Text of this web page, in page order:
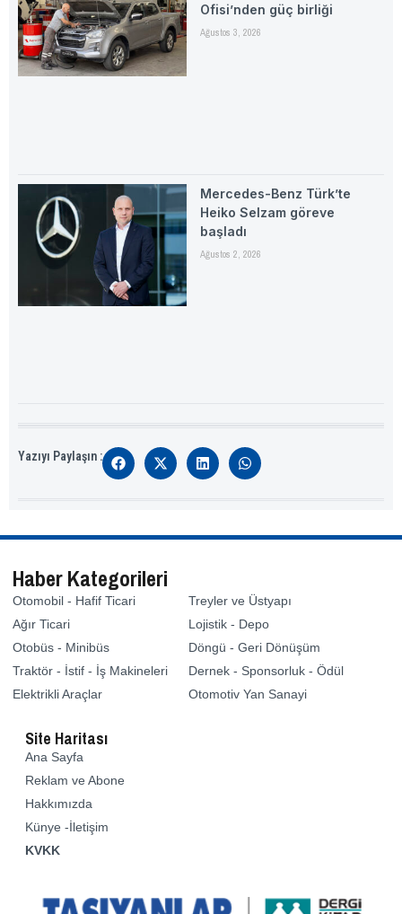
Ofisi’nden güç birliği
Ağustos 3, 2026
Mercedes-Benz Türk’te
Heiko Selzam göreve
başladı
Ağustos 2, 2026
Yazıyı Paylaşın :
Haber Kategorileri
Otomobil - Hafif Ticari
Ağır Ticari
Otobüs - Minibüs
Traktör - İstif - İş Makineleri
Elektrikli Araçlar
Treyler ve Üstyapı
Lojistik - Depo
Döngü - Geri Dönüşüm
Dernek - Sponsorluk - Ödül
Otomotiv Yan Sanayi
Site Haritası
Ana Sayfa
Reklam ve Abone
Hakkımızda
Künye -İletişim
KVKK